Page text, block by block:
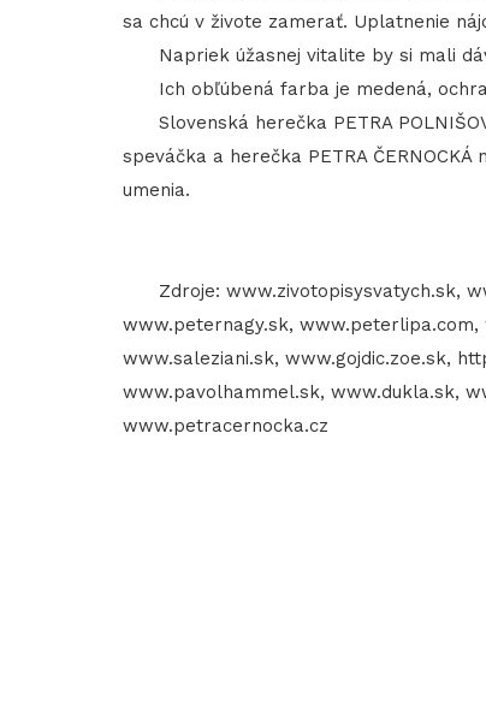
sa chcú v živote zamerať. Uplatnenie
Napriek úžasnej vitalite by si mali
Ich obľúbená farba je medená,
Slovenská herečka PETRA
speváčka a herečka PETRA
umenia.
Zdroje: www.zivotopisysvatych.sk,
www.peternagy.sk,
www.saleziani.sk, www.gojdic.zoe.sk,
www.pavolhammel.sk, www.dukla.sk,
www.petracernocka.cz